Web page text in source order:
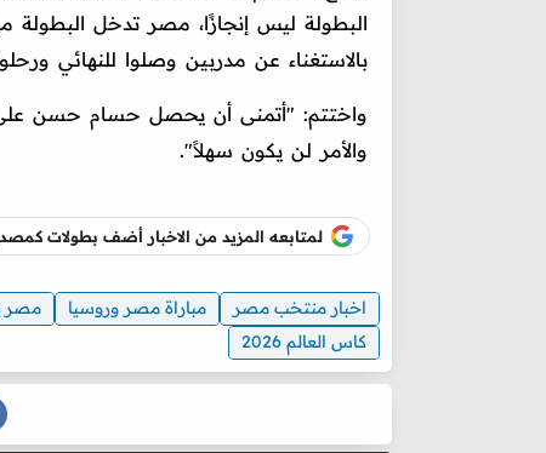
البطولة ليس إنجازًا، مصر تدخل البطولة
بالاستغناء عن مدربين وصلوا للنهائي
واختتم: "أتمنى أن يحصل حسام حسن
والأمر لن يكون سهلاً".
لمتابعه المزيد من الاخبار أضف بطولات
اخبار منتخب مصر مباراة مصر وروسيا مصر
كاس العالم 2026